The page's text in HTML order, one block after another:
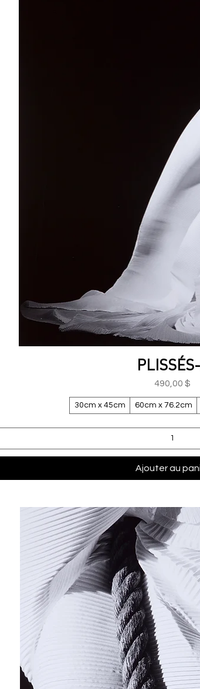
Aperçu rapide
Prix
490,00 $
30cm x 45cm 60cm x 76.2cm
Ajouter au